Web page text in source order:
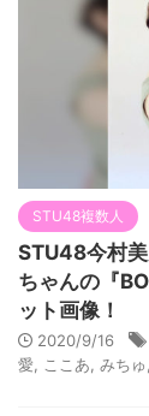
STU48複数人
STU48今村
ちゃんの『
ット画像！
2020/9/16
愛
ここあ みちゅ